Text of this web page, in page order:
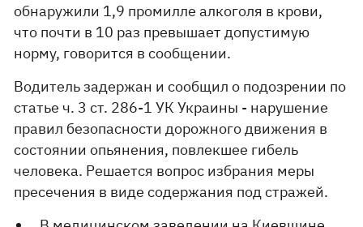
обнаружили 1,9 промилле алкоголя в крови,
что почти в 10 раз превышает допустимую
норму, говорится в сообщении.
Водитель задержан и сообщил о подозрении по
статье ч. 3 ст. 286-1 УК Украины - нарушение
правил безопасности дорожного движения в
состоянии опьянения, повлекшее гибель
человека. Решается вопрос избрания меры
пресечения в виде содержания под стражей.